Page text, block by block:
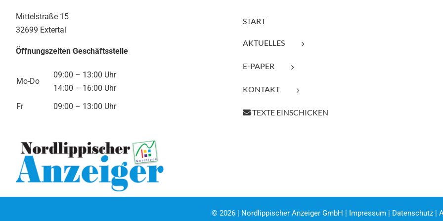
Mittelstraße 15
32699 Extertal
Öffnungszeiten Geschäftsstelle
Mo-Do
09:00 – 13:00 Uhr
14:00 – 16:00 Uhr
Fr
09:00 – 13:00 Uhr
START
AKTUELLES
E-PAPER
KONTAKT
TEXTE EINSCHICKEN
© 2026 | Nordlippischer Anzeiger GmbH | Impressum| Datenschutz|